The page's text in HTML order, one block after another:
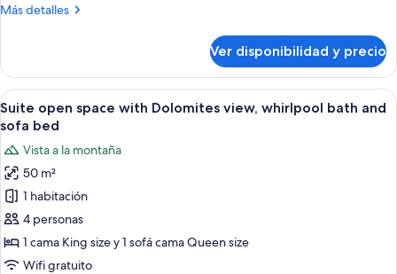
tub,
view
Más detalles
Más
Signature
open
space,
hydromassage
terrace,
mountain
view
Ver disponibilidad y precio
Ver
todas
fotos
de
Suite
open
space
with
Un balcón con vistas a las
11
Suite open space with Dolomites view, whirlpool bath and
sofa bed
Vista a la montaña
50 m²
1 habitación
4 personas
1 cama King size y 1 sofá cama Queen size
Wifi gratuito